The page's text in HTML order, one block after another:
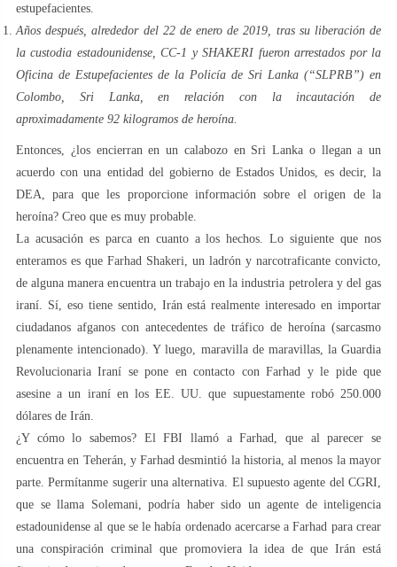
estupefacientes.
Años después, alrededor del 22 de enero de 2019, tras su liberación de
la custodia estadounidense, CC-1 y SHAKERI fueron arrestados por la
Oficina de Estupefacientes de la Policía de Sri Lanka (“SLPRB”) en
Colombo, Sri Lanka, en relación con la incautación de
aproximadamente 92 kilogramos de heroína.
Entonces, ¿los encierran en un calabozo en Sri Lanka o llegan a un
acuerdo con una entidad del gobierno de Estados Unidos, es decir, la
DEA, para que les proporcione información sobre el origen de la
heroína? Creo que es muy probable.
La acusación es parca en cuanto a los hechos. Lo siguiente que nos
enteramos es que Farhad Shakeri, un ladrón y narcotraficante convicto,
de alguna manera encuentra un trabajo en la industria petrolera y del gas
iraní. Sí, eso tiene sentido, Irán está realmente interesado en importar
ciudadanos afganos con antecedentes de tráfico de heroína (sarcasmo
plenamente intencionado). Y luego, maravilla de maravillas, la Guardia
Revolucionaria Iraní se pone en contacto con Farhad y le pide que
asesine a un iraní en los EE. UU. que supuestamente robó 250.000
dólares de Irán.
¿Y cómo lo sabemos? El FBI llamó a Farhad, que al parecer se
encuentra en Teherán, y Farhad desmintió la historia, al menos la mayor
parte. Permítanme sugerir una alternativa. El supuesto agente del CGRI,
que se llama Solemani, podría haber sido un agente de inteligencia
estadounidense al que se le había ordenado acercarse a Farhad para crear
una conspiración criminal que promoviera la idea de que Irán está